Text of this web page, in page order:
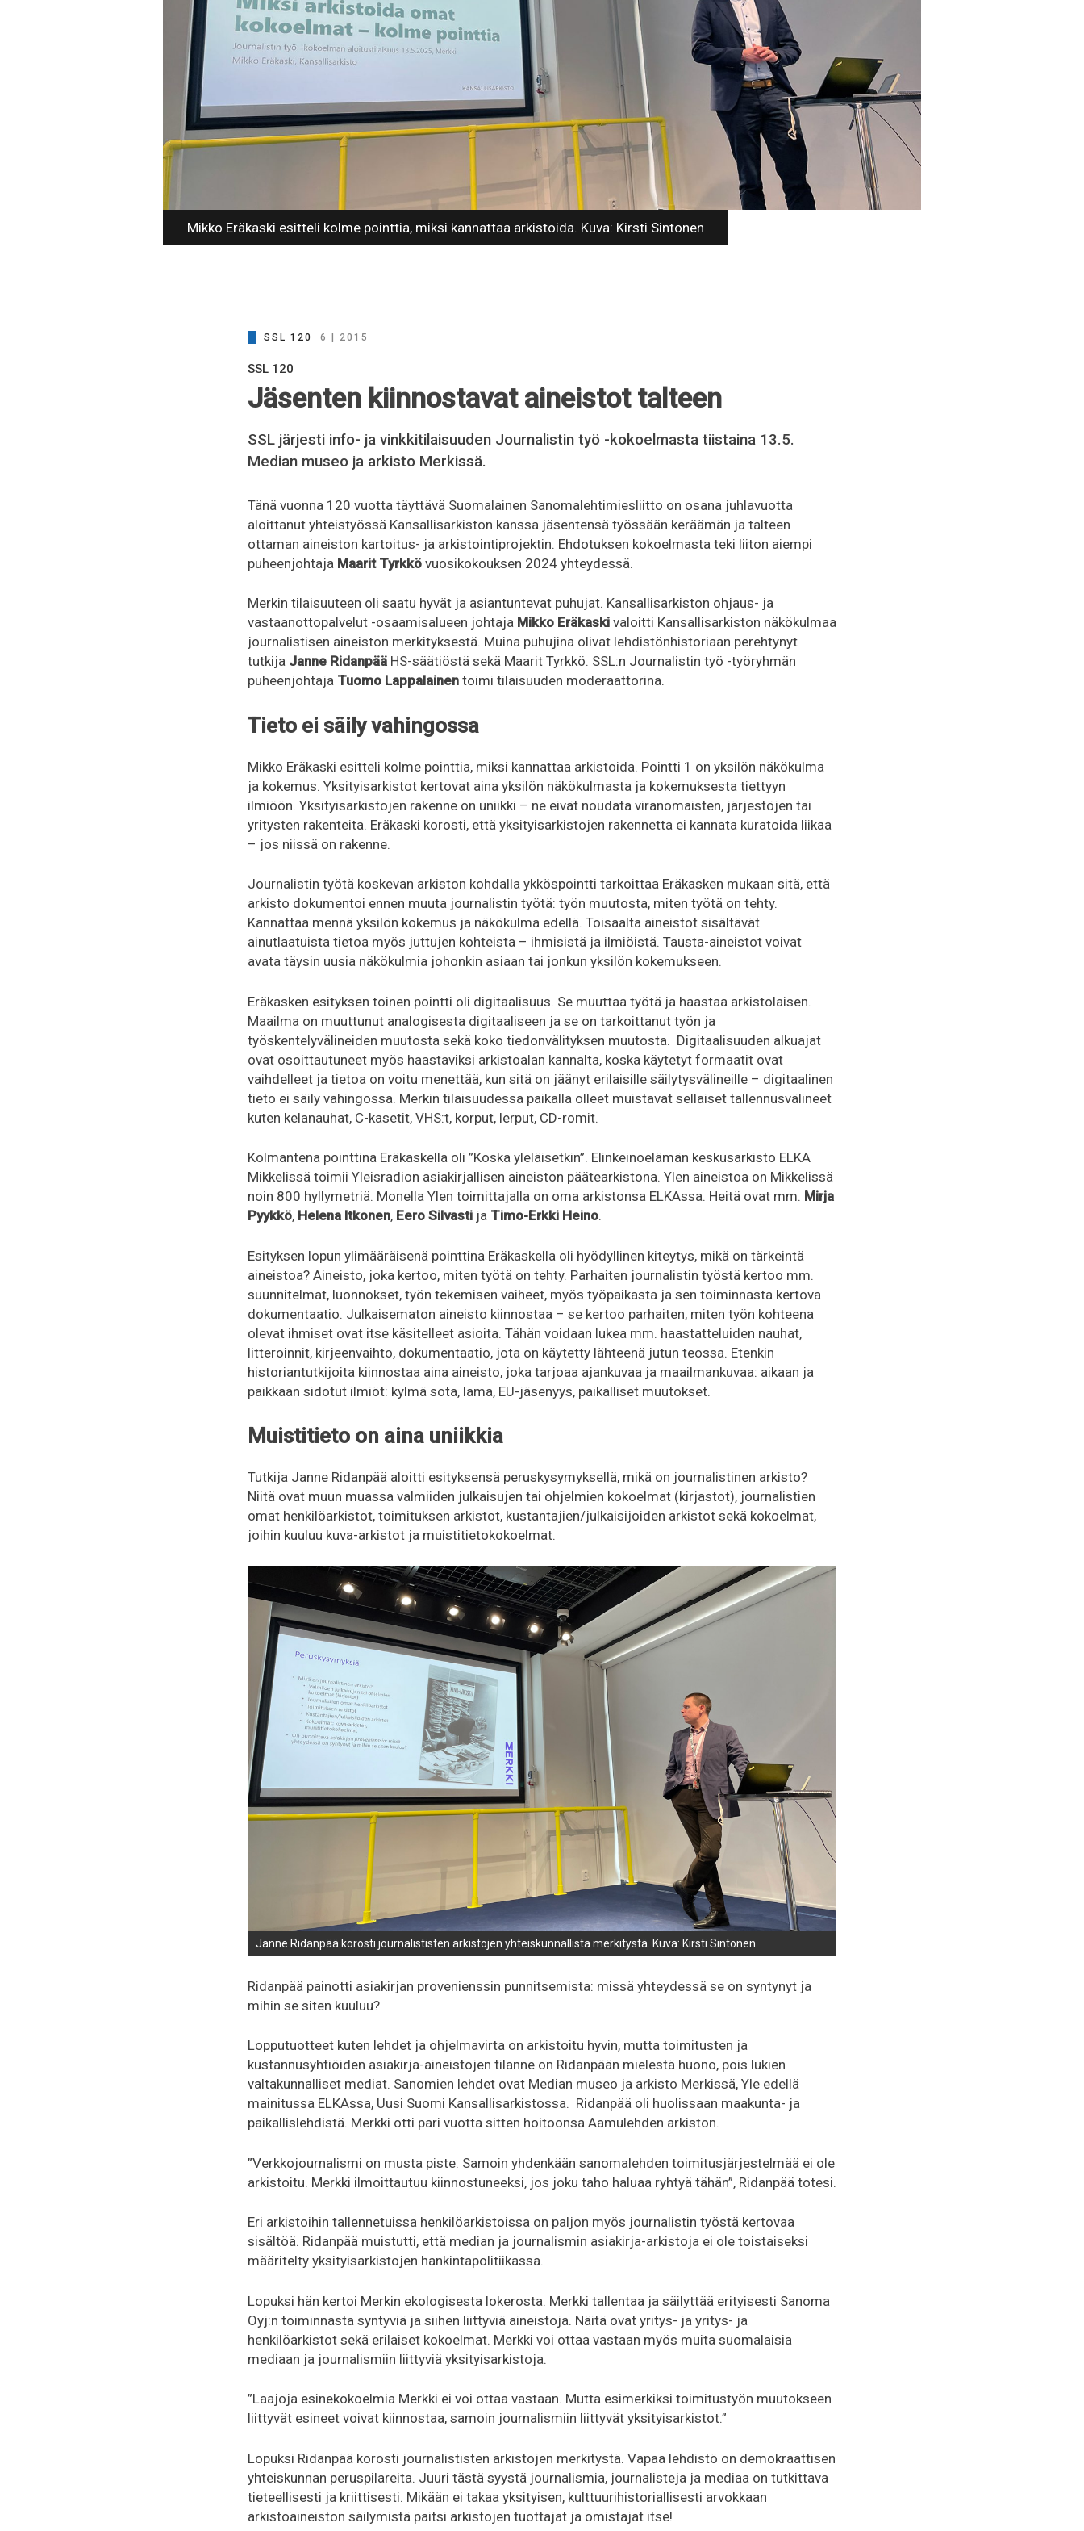
Mikko Eräkaski esitteli kolme pointtia, miksi kannattaa arkistoida. Kuva: Kirsti Sintonen
SSL 120 6 | 2015
SSL 120
Jäsenten kiinnostavat aineistot talteen
SSL järjesti info- ja vinkkitilaisuuden Journalistin työ -kokoelmasta tiistaina 13.5.
Median museo ja arkisto Merkissä.
Tänä vuonna 120 vuotta täyttävä Suomalainen Sanomalehtimiesliitto on osana juhlavuotta
aloittanut yhteistyössä Kansallisarkiston kanssa jäsentensä työssään keräämän ja talteen
ottaman aineiston kartoitus- ja arkistointiprojektin. Ehdotuksen kokoelmasta teki liiton aiempi
puheenjohtaja Maarit Tyrkkö vuosikokouksen 2024 yhteydessä.
Merkin tilaisuuteen oli saatu hyvät ja asiantuntevat puhujat. Kansallisarkiston ohjaus- ja
vastaanottopalvelut -osaamisalueen johtaja Mikko Eräkaski valoitti Kansallisarkiston näkökulmaa
journalistisen aineiston merkityksestä. Muina puhujina olivat lehdistönhistoriaan perehtynyt
tutkija Janne Ridanpää HS-säätiöstä sekä Maarit Tyrkkö. SSL:n Journalistin työ -työryhmän
puheenjohtaja Tuomo Lappalainen toimi tilaisuuden moderaattorina.
Tieto ei säily vahingossa
Mikko Eräkaski esitteli kolme pointtia, miksi kannattaa arkistoida. Pointti 1 on yksilön näkökulma
ja kokemus. Yksityisarkistot kertovat aina yksilön näkökulmasta ja kokemuksesta tiettyyn
ilmiöön. Yksityisarkistojen rakenne on uniikki – ne eivät noudata viranomaisten, järjestöjen tai
yritysten rakenteita. Eräkaski korosti, että yksityisarkistojen rakennetta ei kannata kuratoida liikaa
– jos niissä on rakenne.
Journalistin työtä koskevan arkiston kohdalla ykköspointti tarkoittaa Eräkasken mukaan sitä, että
arkisto dokumentoi ennen muuta journalistin työtä: työn muutosta, miten työtä on tehty.
Kannattaa mennä yksilön kokemus ja näkökulma edellä. Toisaalta aineistot sisältävät
ainutlaatuista tietoa myös juttujen kohteista – ihmisistä ja ilmiöistä. Tausta-aineistot voivat
avata täysin uusia näkökulmia johonkin asiaan tai jonkun yksilön kokemukseen.
Eräkasken esityksen toinen pointti oli digitaalisuus. Se muuttaa työtä ja haastaa arkistolaisen.
Maailma on muuttunut analogisesta digitaaliseen ja se on tarkoittanut työn ja
työskentelyvälineiden muutosta sekä koko tiedonvälityksen muutosta. Digitaalisuuden alkuajat
ovat osoittautuneet myös haastaviksi arkistoalan kannalta, koska käytetyt formaatit ovat
vaihdelleet ja tietoa on voitu menettää, kun sitä on jäänyt erilaisille säilytysvälineille – digitaalinen
tieto ei säily vahingossa. Merkin tilaisuudessa paikalla olleet muistavat sellaiset tallennusvälineet
kuten kelanauhat, C-kasetit, VHS:t, korput, lerput, CD-romit.
Kolmantena pointtina Eräkaskella oli ”Koska yleläisetkin”. Elinkeinoelämän keskusarkisto ELKA
Mikkelissä toimii Yleisradion asiakirjallisen aineiston päätearkistona. Ylen aineistoa on Mikkelissä
noin 800 hyllymetriä. Monella Ylen toimittajalla on oma arkistonsa ELKAssa. Heitä ovat mm. Mirja
Pyykkö, Helena Itkonen, Eero Silvasti ja Timo-Erkki Heino.
Esityksen lopun ylimääräisenä pointtina Eräkaskella oli hyödyllinen kiteytys, mikä on tärkeintä
aineistoa? Aineisto, joka kertoo, miten työtä on tehty. Parhaiten journalistin työstä kertoo mm.
suunnitelmat, luonnokset, työn tekemisen vaiheet, myös työpaikasta ja sen toiminnasta kertova
dokumentaatio. Julkaisematon aineisto kiinnostaa – se kertoo parhaiten, miten työn kohteena
olevat ihmiset ovat itse käsitelleet asioita. Tähän voidaan lukea mm. haastatteluiden nauhat,
litteroinnit, kirjeenvaihto, dokumentaatio, jota on käytetty lähteenä jutun teossa. Etenkin
historiantutkijoita kiinnostaa aina aineisto, joka tarjoaa ajankuvaa ja maailmankuvaa: aikaan ja
paikkaan sidotut ilmiöt: kylmä sota, lama, EU-jäsenyys, paikalliset muutokset.
Muistitieto on aina uniikkia
Tutkija Janne Ridanpää aloitti esityksensä peruskysymyksellä, mikä on journalistinen arkisto?
Niitä ovat muun muassa valmiiden julkaisujen tai ohjelmien kokoelmat (kirjastot), journalistien
omat henkilöarkistot, toimituksen arkistot, kustantajien/julkaisijoiden arkistot sekä kokoelmat,
joihin kuuluu kuva-arkistot ja muistitietokokoelmat.
Janne Ridanpää korosti journalististen arkistojen yhteiskunnallista merkitystä. Kuva: Kirsti Sintonen
Ridanpää painotti asiakirjan provenienssin punnitsemista: missä yhteydessä se on syntynyt ja
mihin se siten kuuluu?
Lopputuotteet kuten lehdet ja ohjelmavirta on arkistoitu hyvin, mutta toimitusten ja
kustannusyhtiöiden asiakirja-aineistojen tilanne on Ridanpään mielestä huono, pois lukien
valtakunnalliset mediat. Sanomien lehdet ovat Median museo ja arkisto Merkissä, Yle edellä
mainitussa ELKAssa, Uusi Suomi Kansallisarkistossa. Ridanpää oli huolissaan maakunta- ja
paikallislehdistä. Merkki otti pari vuotta sitten hoitoonsa Aamulehden arkiston.
”Verkkojournalismi on musta piste. Samoin yhdenkään sanomalehden toimitusjärjestelmää ei ole
arkistoitu. Merkki ilmoittautuu kiinnostuneeksi, jos joku taho haluaa ryhtyä tähän”, Ridanpää totesi.
Eri arkistoihin tallennetuissa henkilöarkistoissa on paljon myös journalistin työstä kertovaa
sisältöä. Ridanpää muistutti, että median ja journalismin asiakirja-arkistoja ei ole toistaiseksi
määritelty yksityisarkistojen hankintapolitiikassa.
Lopuksi hän kertoi Merkin ekologisesta lokerosta. Merkki tallentaa ja säilyttää erityisesti Sanoma
Oyj:n toiminnasta syntyviä ja siihen liittyviä aineistoja. Näitä ovat yritys- ja yritys- ja
henkilöarkistot sekä erilaiset kokoelmat. Merkki voi ottaa vastaan myös muita suomalaisia
mediaan ja journalismiin liittyviä yksityisarkistoja.
”Laajoja esinekokoelmia Merkki ei voi ottaa vastaan. Mutta esimerkiksi toimitustyön muutokseen
liittyvät esineet voivat kiinnostaa, samoin journalismiin liittyvät yksityisarkistot.”
Lopuksi Ridanpää korosti journalististen arkistojen merkitystä. Vapaa lehdistö on demokraattisen
yhteiskunnan peruspilareita. Juuri tästä syystä journalismia, journalisteja ja mediaa on tutkittava
tieteellisesti ja kriittisesti. Mikään ei takaa yksityisen, kulttuurihistoriallisesti arvokkaan
arkistoaineiston säilymistä paitsi arkistojen tuottajat ja omistajat itse!